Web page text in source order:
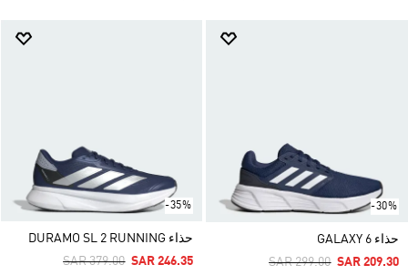
-30%
حذاء GALAXY 6
Price Reduced From
SAR 299.00ToSAR 209.30
-35%
حذاء DURAMO SL 2 RUNNING
Price Reduced From
SAR 379.00ToSAR 246.35